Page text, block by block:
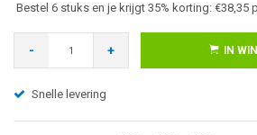
Bestel 6 stuks en je krijgt 35% korting: €38,35
- + IN
Snelle levering